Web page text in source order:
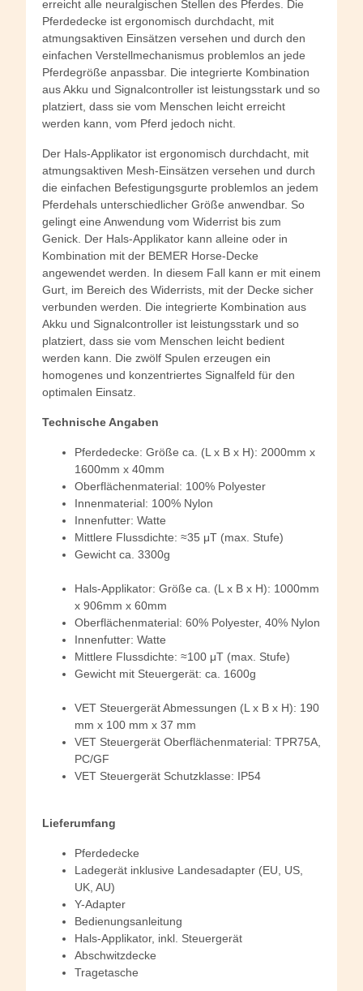
erreicht alle neuralgischen Stellen des Pferdes. Die
Pferdedecke ist ergonomisch durchdacht, mit
atmungsaktiven Einsätzen versehen und durch den
einfachen Verstellmechanismus problemlos an jede
Pferdegröße anpassbar. Die integrierte Kombination
aus Akku und Signalcontroller ist leistungsstark und so
platziert, dass sie vom Menschen leicht erreicht
werden kann, vom Pferd jedoch nicht.
Der Hals-Applikator ist ergonomisch durchdacht, mit
atmungsaktiven Mesh-Einsätzen versehen und durch
die einfachen Befestigungsgurte problemlos an jedem
Pferdehals unterschiedlicher Größe anwendbar. So
gelingt eine Anwendung vom Widerrist bis zum
Genick. Der Hals-Applikator kann alleine oder in
Kombination mit der BEMER Horse-Decke
angewendet werden. In diesem Fall kann er mit einem
Gurt, im Bereich des Widerrists, mit der Decke sicher
verbunden werden. Die integrierte Kombination aus
Akku und Signalcontroller ist leistungsstark und so
platziert, dass sie vom Menschen leicht bedient
werden kann. Die zwölf Spulen erzeugen ein
homogenes und konzentriertes Signalfeld für den
optimalen Einsatz.
Technische Angaben
Pferdedecke: Größe ca. (L x B x H): 2000mm x
1600mm x 40mm
Oberflächenmaterial: 100% Polyester
Innenmaterial: 100% Nylon
Innenfutter: Watte
Mittlere Flussdichte: ≈35 μT (max. Stufe)
Gewicht ca. 3300g
Hals-Applikator: Größe ca. (L x B x H): 1000mm
x 906mm x 60mm
Oberflächenmaterial: 60% Polyester, 40% Nylon
Innenfutter: Watte
Mittlere Flussdichte: ≈100 μT (max. Stufe)
Gewicht mit Steuergerät: ca. 1600g
VET Steuergerät Abmessungen (L x B x H): 190
mm x 100 mm x 37 mm
VET Steuergerät Oberflächenmaterial: TPR75A,
PC/GF
VET Steuergerät Schutzklasse: IP54
Lieferumfang
Pferdedecke
Ladegerät inklusive Landesadapter (EU, US,
UK, AU)
Y-Adapter
Bedienungsanleitung
Hals-Applikator, inkl. Steuergerät
Abschwitzdecke
Tragetasche